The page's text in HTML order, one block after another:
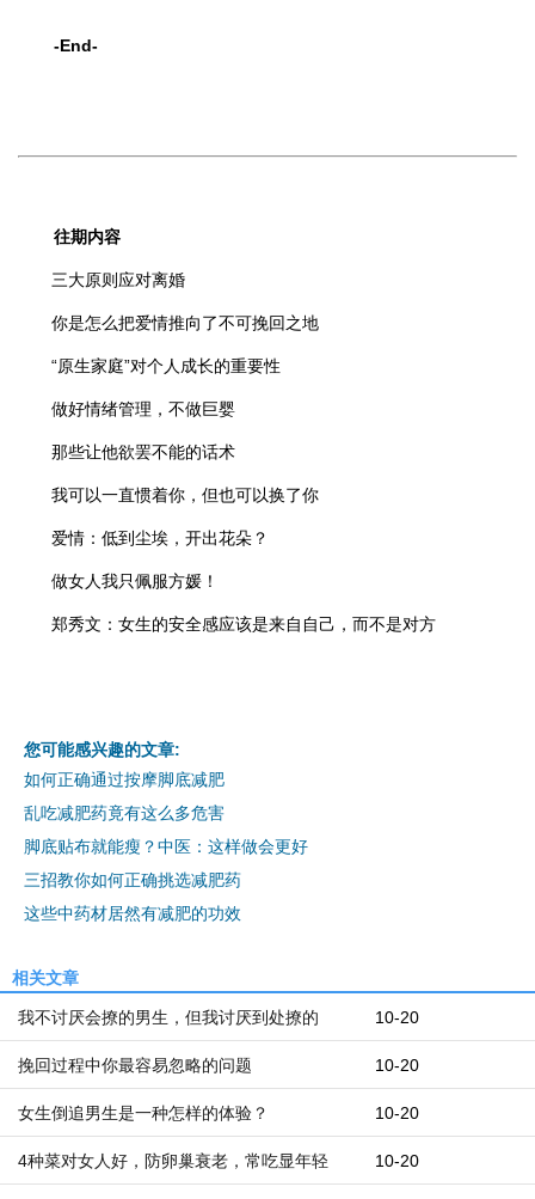
-End-
往期内容
三大原则应对离婚
你是怎么把爱情推向了不可挽回之地
“原生家庭”对个人成长的重要性
做好情绪管理，不做巨婴
那些让他欲罢不能的话术
我可以一直惯着你，但也可以换了你
爱情：低到尘埃，开出花朵？
做女人我只佩服方媛！
郑秀文：女生的安全感应该是来自自己，而不是对方
您可能感兴趣的文章:
如何正确通过按摩脚底减肥
乱吃减肥药竟有这么多危害
脚底贴布就能瘦？中医：这样做会更好
三招教你如何正确挑选减肥药
这些中药材居然有减肥的功效
相关文章
10-20
我不讨厌会撩的男生，但我讨厌到处撩的
10-20
挽回过程中你最容易忽略的问题
10-20
女生倒追男生是一种怎样的体验？
10-20
4种菜对女人好，防卵巢衰老，常吃显年轻